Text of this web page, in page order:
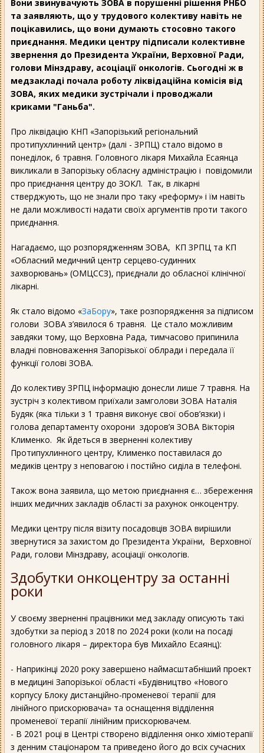
Вони звинувачують ЗОВА в порушенні рішення РНБО
та заявляють, що у трудового колективу навіть не
поцікавились, що вони думають стосовно такого
приєднання. Медики центру підписали колективне
звернення до Президента України, Верховної Ради,
голови Мінздраву, асоціації онкологів. Сьогодні ж в
медзакладі почала роботу ліквідаційна комісія від
ЗОВА, яких медики зустрічали і проводжали
криками "Ганьба".
Про ліквідацію КНП «Запорізький регіональний
протипухлинний центр» (далі - ЗРПЦ) стало відомо в
понеділок, 6 травня. Головного лікаря Михайла Есаянца
викликали в Запорізьку обласну адміністрацію і повідомили
про приєднання центру до ЗОКЛ. Так, в лікарні
стверджують, що не знали про таку «реформу» і їм навіть
не дали можливості надати своїх аргументів проти такого
приєднання.
Нагадаємо, що розпорядженням ЗОВА, КП ЗРПЦ та КП
«Обласний медичний центр серцево-судинних
захворювань» (ОМЦССЗ), приєднали до обласної клінічної
лікарні.
Як стало відомо «ЗаБору», таке розпорядження за підписом
голови ЗОВА з’явилося 6 травня. Це стало можливим
завдяки тому, що Верховна Рада, тимчасово припинила
владні повноваження Запорізької облради і передала її
функції голові ЗОВА.
До колективу ЗРПЦ інформацію донесли лише 7 травня. На
зустріч з колективом приїхали замголови ЗОВА Наталія
Будяк (яка тільки з 1 травня виконує свої обов’язки) і
голова департаменту охорони здоров’я ЗОВА Вікторія
Клименко. Як йдеться в зверненні колективу
Протипухлинного центру, Клименко поставилася до
медиків центру з неповагою і постійно сиділа в телефоні.
Також вона заявила, що метою приєднання є… збереження
інших медичних закладів області за рахунок онкоцентру.
Медики центру після візиту посадовців ЗОВА вирішили
звернутися за захистом до Президента України, Верховної
Ради, голови Мінздраву, асоціації онкологів.
Здобутки онкоцентру за останні
роки
У своєму зверненні працівники мед закладу описують такі
здобутки за період з 2018 по 2024 роки (коли на посаді
головного лікаря – директора був Михайло Есаянц):
- Наприкінці 2020 року завершено наймасштабніший проект
в медицині Запорізької області «Будівництво «Нового
корпусу Блоку дистанційно-променевої терапії для
лінійного прискорювача» та оснащення відділення
променевої терапії лінійним прискорювачем.
- В 2021 році в Центрі створено відділення онко хіміотерапії
з денним стаціонаром та приведено його до всіх сучасних